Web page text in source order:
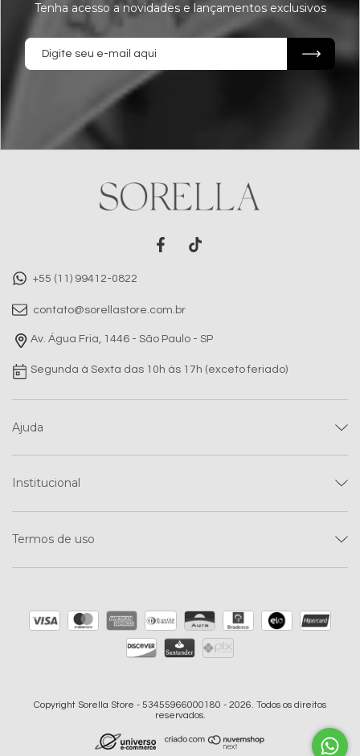
Tenha acesso a novidades e lançamentos exclusivos
+55 (11) 99412-0822
contato@sorellastore.com.br
Av. Água Fria, 1446 - São Paulo - SP
Segunda à Sexta das 10h às 17h (exceto feriado)
Ajuda
Institucional
Termos de uso
Copyright Sorella Store - 53455966000180 - 2026. Todos os direitos
reservados.